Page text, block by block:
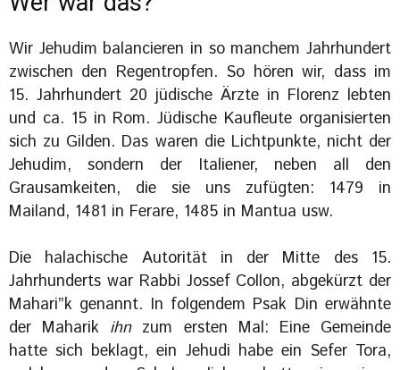
Wir Jehudim balancieren in so manchem Jahrhundert
zwischen den Regentropfen. So hören wir, dass im
15. Jahrhundert 20 jüdische Ärzte in Florenz lebten
und ca. 15 in Rom. Jüdische Kaufleute organisierten
sich zu Gilden. Das waren die Lichtpunkte, nicht der
Jehudim, sondern der Italiener, neben all den
Grausamkeiten, die sie uns zufügten: 1479 in
Mailand, 1481 in Ferare, 1485 in Mantua usw.
Die halachische Autorität in der Mitte des 15.
Jahrhunderts war Rabbi Jossef Collon, abgekürzt der
Mahari”k genannt. In folgendem Psak Din erwähnte
der Maharik ihnzum ersten Mal: Eine Gemeinde
hatte sich beklagt, ein Jehudi habe ein Sefer Tora,